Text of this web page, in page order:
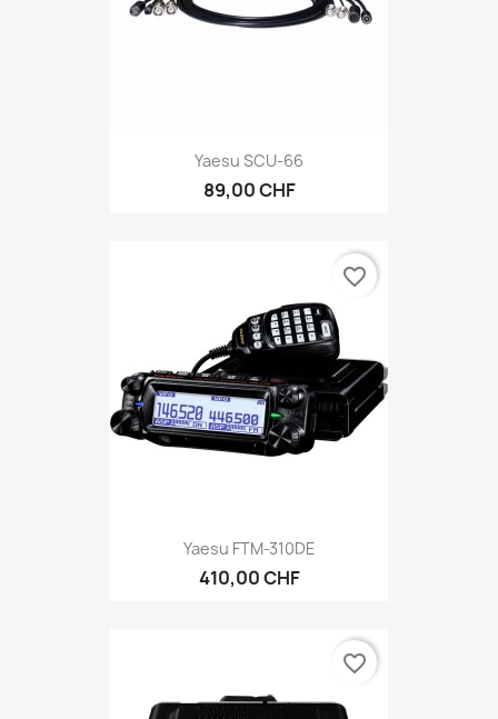
Yaesu SCU-66
89,00 CHF
Yaesu FTM-310DE
410,00 CHF
favorite_border
favorite_border